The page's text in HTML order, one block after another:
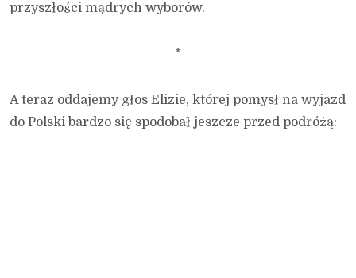
przyszłości mądrych wyborów.
*
A teraz oddajemy głos Elizie, której pomysł na wyjazd
do Polski bardzo się spodobał jeszcze przed podróżą: